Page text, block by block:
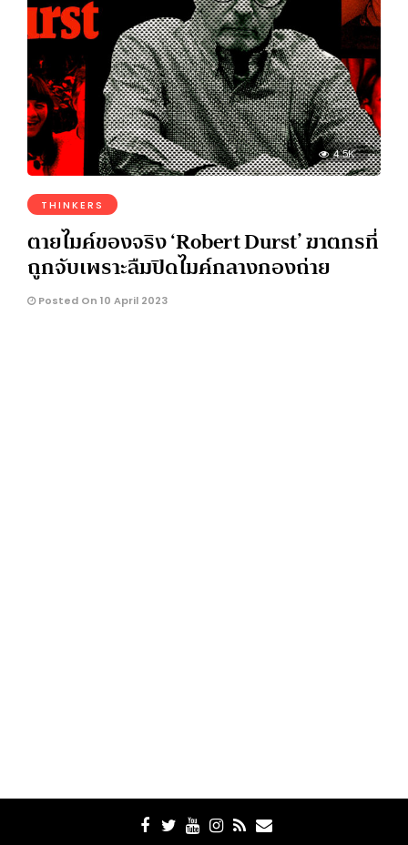
4.5K
THINKERS
ตายไมค์ของจริง ‘Robert Durst’ ฆาตกรที่
ถูกจับเพราะลืมปิดไมค์กลางกองถ่าย
Posted On 10 April 2023